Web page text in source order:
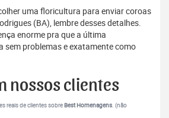
uma floricultura para enviar coroas
(BA), lembre desses detalhes.
enorme pra que a última
sem problemas e exatamente como
nossos clientes
reais de clientes sobre Best Homenagens. (não